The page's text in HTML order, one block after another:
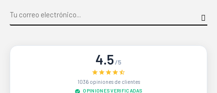
4.5/5
1036 opiniones de clientes
OPINIONES VERIFICADAS